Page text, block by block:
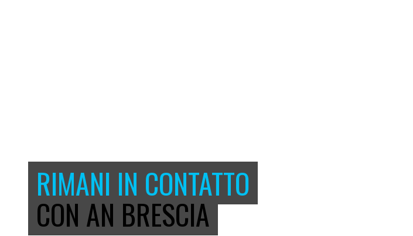
RIMANI IN CONTATTO
CON AN BRESCIA